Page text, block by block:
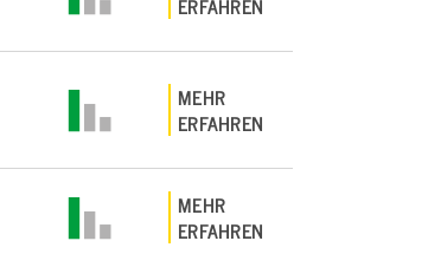
MEHR
ERFAHREN
MEHR
ERFAHREN